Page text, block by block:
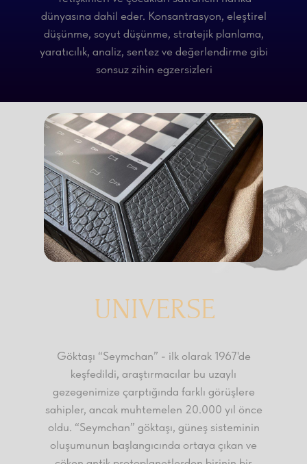
dünyasına dahil eder. Konsantrasyon, eleştirel
düşünme, soyut düşünme, stratejik planlama,
yaratıcılık, analiz, sentez ve değerlendirme gibi
sonsuz zihin egzersizleri
UNIVERSE
Göktaşı “Seymchan” - ilk olarak 1967'de
keşfedildi, araştırmacılar bu uzaylı
gezegenimize çarptığında farklı görüşlere
sahipler, ancak muhtemelen 20.000 yıl önce
oldu. “Seymchan” göktaşı, güneş sisteminin
oluşumunun başlangıcında ortaya çıkan ve